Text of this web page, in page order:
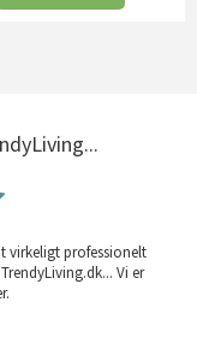
virkeligt professionelt
Vi er